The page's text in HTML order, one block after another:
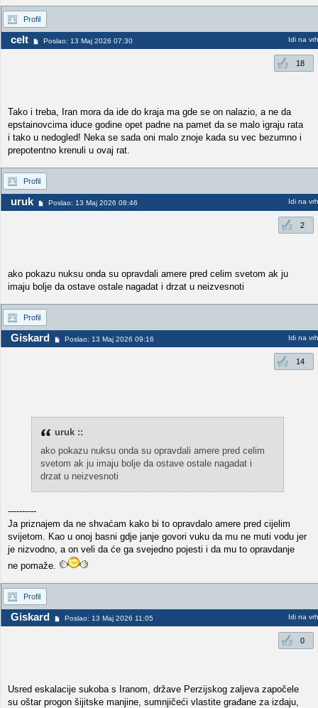
Profil
celt Poslao: 13 Maj 2026 07:30 Idi na vrh
18
Tako i treba, Iran mora da ide do kraja ma gde se on nalazio, a ne da
epstainovcima iduce godine opet padne na pamet da se malo igraju rata
i tako u nedogled! Neka se sada oni malo znoje kada su vec bezumno i
prepotentno krenuli u ovaj rat.
Profil
uruk Poslao: 13 Maj 2026 08:46 Idi na vrh
2
ako pokazu nuksu onda su opravdali amere pred celim svetom ak ju
imaju bolje da ostave ostale nagadat i drzat u neizvesnoti
Profil
Giskard Poslao: 13 Maj 2026 09:16 Idi na vrh
14
uruk ::
ako pokazu nuksu onda su opravdali amere pred celim
svetom ak ju imaju bolje da ostave ostale nagadat i
drzat u neizvesnoti
----------
Ja priznajem da ne shvaćam kako bi to opravdalo amere pred cijelim
svijetom. Kao u onoj basni gdje janje govori vuku da mu ne muti vodu jer
je nizvodno, a on veli da će ga svejedno pojesti i da mu to opravdanje
ne pomaže.
Profil
Giskard Poslao: 13 Maj 2026 11:05 Idi na vrh
0
Usred eskalacije sukoba s Iranom, države Perzijskog zaljeva započele
su oštar progon šijitske manjine, sumnjičeći vlastite građane za izdaju,